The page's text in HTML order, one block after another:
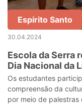
Espirito Santo
30.04.2024
Escola da Serra
Dia Nacional da
Os estudantes
compreensão da
por meio de